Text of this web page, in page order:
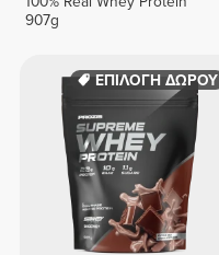
907g
ΕΠΙΛΟΓΗ ΔΩΡΟΥ